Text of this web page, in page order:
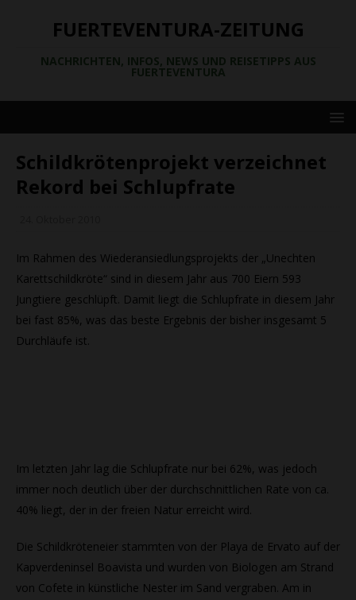
FUERTEVENTURA-ZEITUNG
NACHRICHTEN, INFOS, NEWS UND REISETIPPS AUS
FUERTEVENTURA
Schildkrötenprojekt verzeichnet
Rekord bei Schlupfrate
Im Rahmen des Wiederansiedlungsprojekts der „Unechten
Karettschildkröte“ sind in diesem Jahr aus 700 Eiern 593
Jungtiere geschlüpft. Damit liegt die Schlupfrate in diesem Jahr
bei fast 85%, was das beste Ergebnis der bisher insgesamt 5
Durchläufe ist.
Im letzten Jahr lag die Schlupfrate nur bei 62%, was jedoch
immer noch deutlich über der durchschnittlichen Rate von ca.
40% liegt, der in der freien Natur erreicht wird.
Die Schildkröteneier stammten von der Playa de Ervato auf der
Kapverdeninsel Boavista und wurden von Biologen am Strand
von Cofete in künstliche Nester im Sand vergraben. Am in